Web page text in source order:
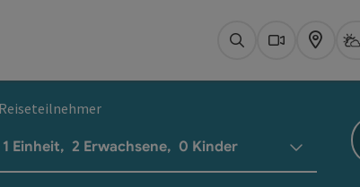
SuchenWebcams
Karte
Einheit / Reiseteilnehmer
und Personenfelder
1 Einheit, 2 Erwachsene, 0 Kinder